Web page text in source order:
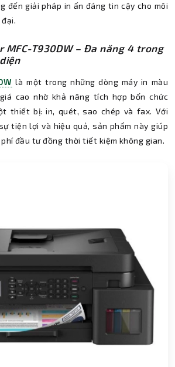
đến giải pháp in ấn đáng tin cậy cho môi
MFC-T930DW – Đa năng 4 trong
là một trong những dòng máy in màu
cao nhờ khả năng tích hợp bốn chức
thiết bị: in, quét, sao chép và fax. Với
tiện lợi và hiệu quả, sản phẩm này giúp
đầu tư đồng thời tiết kiệm không gian.